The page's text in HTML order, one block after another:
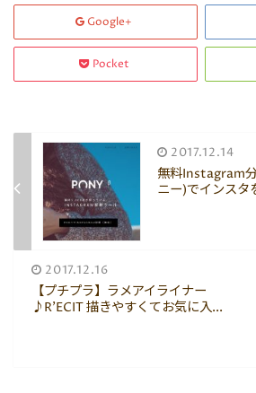
Google+
Pocket
2017.12.14
無料Instagram
ニー)でインスタ
2017.12.16
【プチプラ】ラメアイライナー
♪R'ECIT 描きやすくてお気に入...